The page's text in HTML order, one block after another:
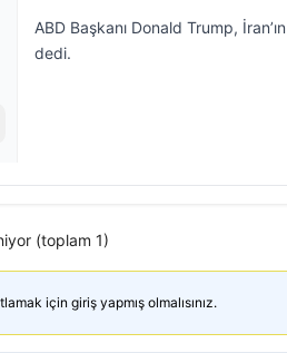
ABD Başkanı Donald Trump,
dedi.
(toplam 1)
için giriş yapmış olmalısınız.